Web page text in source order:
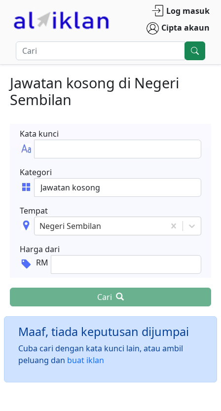
Log masuk
Cipta akaun
Jawatan kosong di Negeri
Sembilan
Kata kunci
Kategori
Tempat
Negeri Sembilan
Harga dari
RM
Cari
Maaf, tiada keputusan dijumpai
Cuba cari dengan kata kunci lain, atau ambil
peluang dan buat iklan